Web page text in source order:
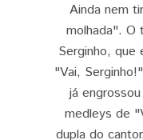
Ainda nem
molhada". O
Serginho,
"Vai,
já
medleys de
dupla do